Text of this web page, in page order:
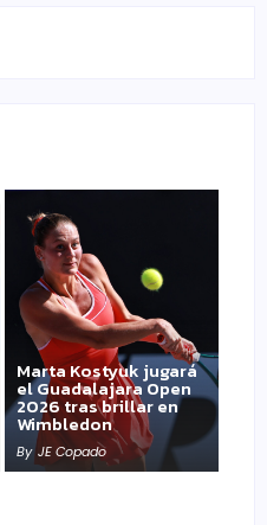
Marta Kostyuk jugará
el Guadalajara Open
2026 tras brillar en
Wimbledon
By JE Copado